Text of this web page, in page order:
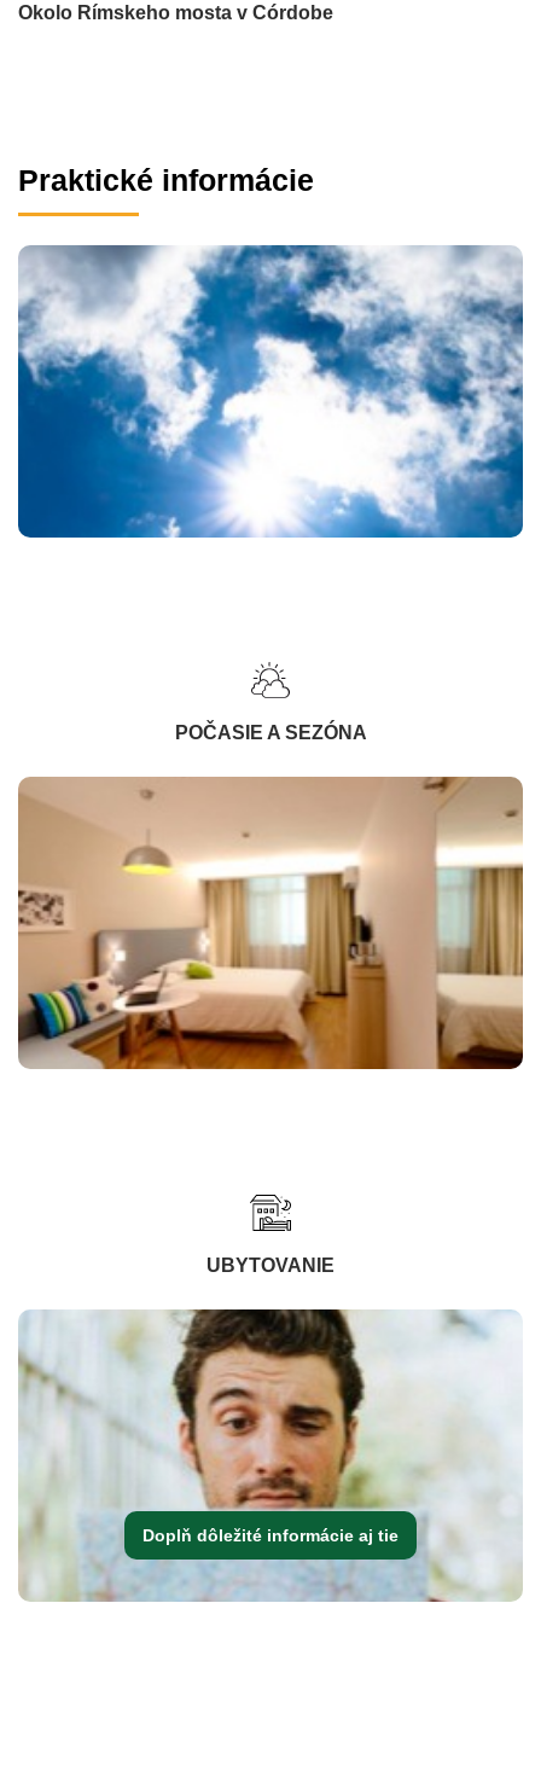
Okolo Rímskeho mosta v Córdobe
Praktické informácie
POČASIE A SEZÓNA
UBYTOVANIE
Doplň dôležité informácie aj tie